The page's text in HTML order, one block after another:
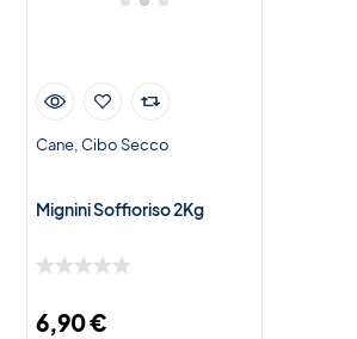
Cane Cibo Secco
Mignini Soffioriso 2Kg
6,90€